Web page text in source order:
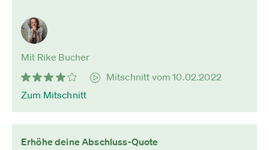
Mit Rike Bucher
Mitschnitt vom 10.02.2022
Zum Mitschnitt
Erhöhe deine Abschluss-Quote